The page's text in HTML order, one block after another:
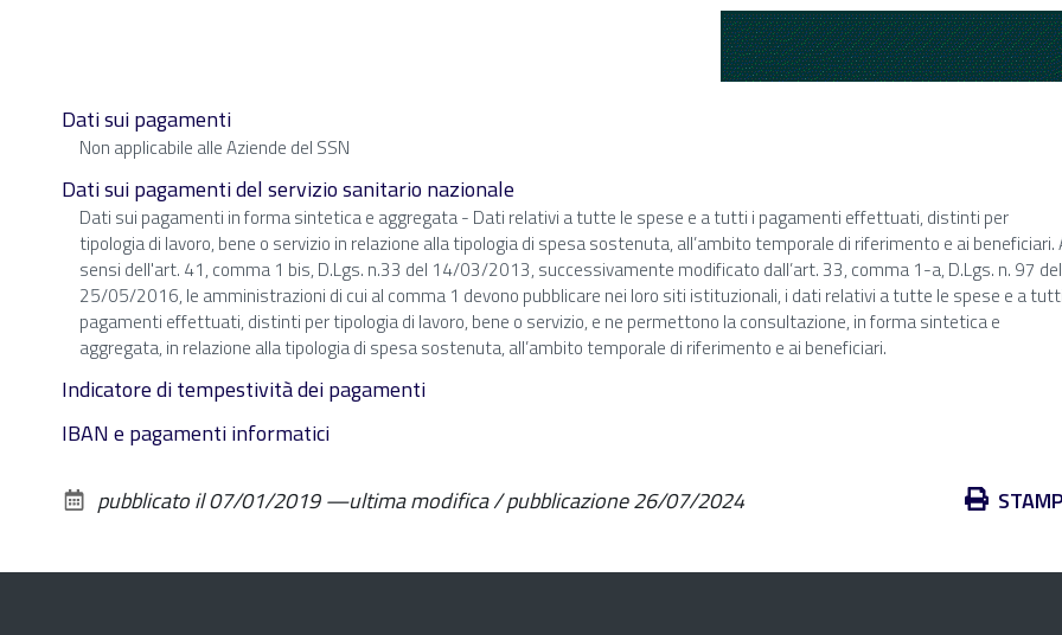
Dati sui pagamenti
Non applicabile alle Aziende del SSN
Dati sui pagamenti del servizio sanitario nazionale
Dati sui pagamenti in forma sintetica e aggregata - Dati relativi a tutte le spese e a tutti i pagamenti effettuati, distinti per
tipologia di lavoro, bene o servizio in relazione alla tipologia di spesa sostenuta, all’ambito temporale di riferimento e ai beneficiari.
sensi dell'art. 41, comma 1 bis, D.Lgs. n.33 del 14/03/2013, successivamente modificato dall’art. 33, comma 1-a, D.Lgs. n. 97 del
25/05/2016, le amministrazioni di cui al comma 1 devono pubblicare nei loro siti istituzionali, i dati relativi a tutte le spese e a
pagamenti effettuati, distinti per tipologia di lavoro, bene o servizio, e ne permettono la consultazione, in forma sintetica e
aggregata, in relazione alla tipologia di spesa sostenuta, all’ambito temporale di riferimento e ai beneficiari.
Indicatore di tempestività dei pagamenti
IBAN e pagamenti informatici
Azioni
pubblicato il07/01/2019—ultima modifica / pubblicazione26/07/2024